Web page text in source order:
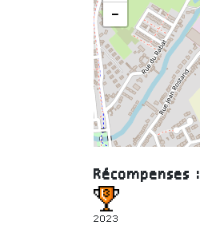
−
Récompenses :
2023